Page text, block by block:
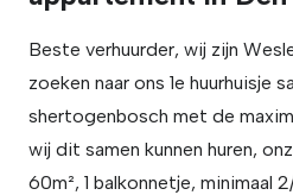
Beste verhuurder, wij zijn
zoeken naar ons 1e huurhuisje
shertogenbosch met de
wij dit samen kunnen huren,
60m², 1 balkonnetje, minimaal